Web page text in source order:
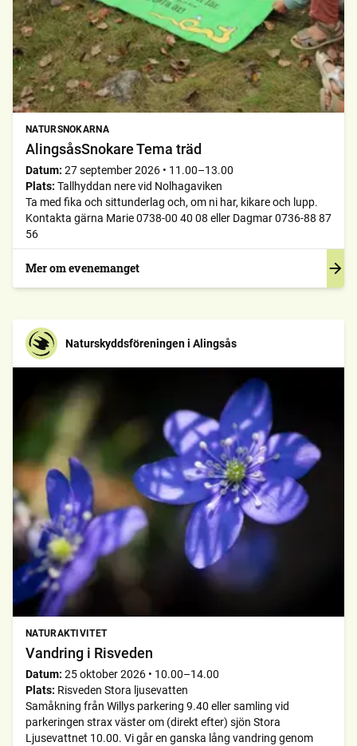
NATURSNOKARNA
AlingsåsSnokare Tema träd
Datum: 27 september 2026 • 11.00–13.00
Plats: Tallhyddan nere vid Nolhagaviken
Ta med fika och sittunderlag och, om ni har, kikare och lupp.
Kontakta gärna Marie 0738-00 40 08 eller Dagmar 0736-88 87
56
Mer om evenemanget
Naturskyddsföreningen i Alingsås
NATURAKTIVITET
Vandring i Risveden
Datum: 25 oktober 2026 • 10.00–14.00
Plats: Risveden Stora ljusevatten
Samåkning från Willys parkering 9.40 eller samling vid
parkeringen strax väster om (direkt efter) sjön Stora
Ljusevattnet 10.00. Vi går en ganska lång vandring genom